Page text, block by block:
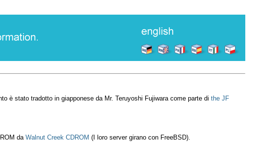
è stato tradotto in giapponese da Mr. Teruyoshi Fujiwara come parte di the JF
da Walnut Creek CDROM (I loro server girano con FreeBSD).